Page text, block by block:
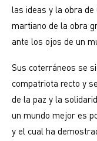
las ideas y la obra
martiano de la obra
ante los ojos de un
Sus coterráneos se
compatriota recto y
de la paz y la
un mundo mejor es
y el cual ha